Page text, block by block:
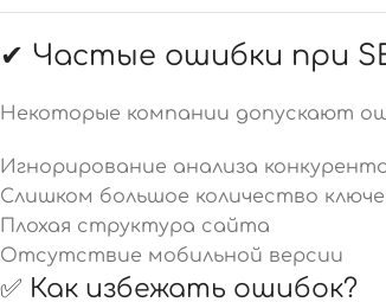
✔ Частые ошибки при
Некоторые компании допускают
Игнорирование анализа
Слишком большое количество
Плохая структура сайта
Отсутствие мобильной версии
✅ Как избежать ошибок?